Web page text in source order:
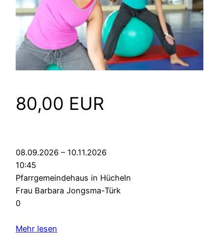
80,00 EUR
08.09.2026 – 10.11.2026
10:45
Pfarrgemeindehaus in Hücheln
Frau Barbara Jongsma-Türk
0
Mehr lesen